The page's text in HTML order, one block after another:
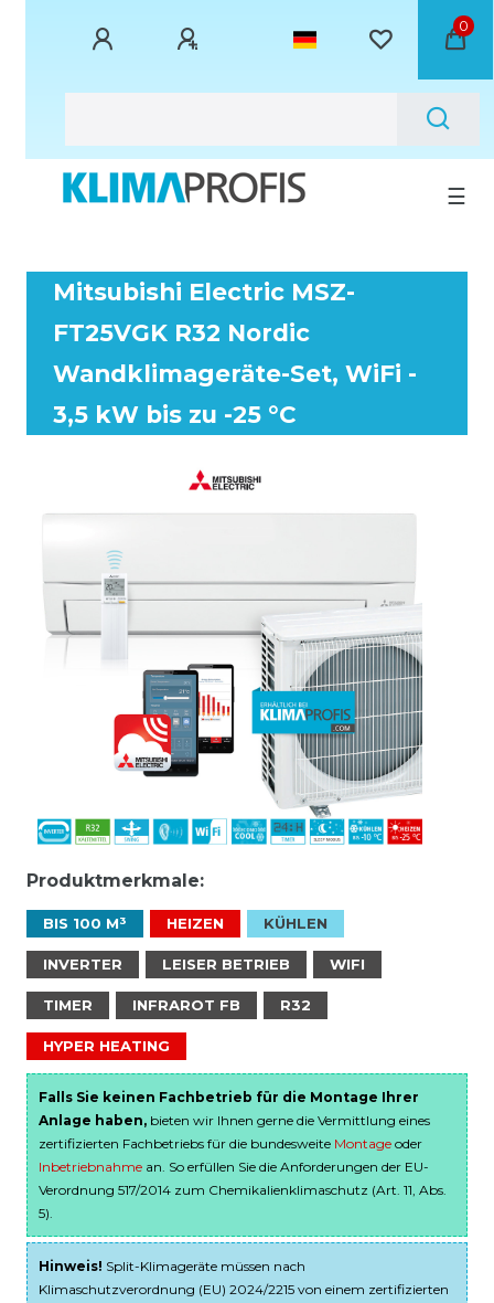
0
☰
Mitsubishi Electric MSZ-
FT25VGK R32 Nordic
Wandklimageräte-Set, WiFi -
3,5 kW bis zu -25 °C
Produktmerkmale:
BIS 100 M³ HEIZEN KÜHLEN
INVERTER LEISER BETRIEB WIFI
TIMER INFRAROT FB R32
HYPER HEATING
Falls Sie keinen Fachbetrieb für die Montage Ihrer
Anlage haben, bieten wir Ihnen gerne die Vermittlung eines
zertifizierten Fachbetriebs für die bundesweite Montage oder
Inbetriebnahme an. So erfüllen Sie die Anforderungen der EU-
Verordnung 517/2014 zum Chemikalienklimaschutz (Art. 11, Abs.
5).
Hinweis! Split-Klimageräte müssen nach
Klimaschutzverordnung (EU) 2024/2215 von einem zertifizierten